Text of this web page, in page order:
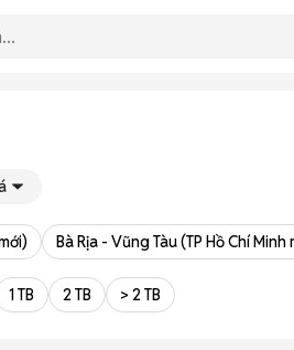
Bà Rịa - Vũng Tàu (TP Hồ Chí Minh
1 TB 2 TB > 2 TB